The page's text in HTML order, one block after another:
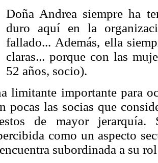
Doña Andrea siempre ha
duro aquí en la
fallado... Además, ella
claras... porque con las
52 años, socio).
limitante importante para
pocas las socias que
de mayor jerarquía.
como un aspecto
subordinada a su